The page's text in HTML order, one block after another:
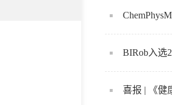
BIRob入选
喜报 | 《健